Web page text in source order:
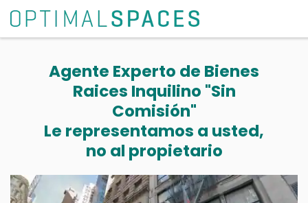
Agente Experto de Bienes
Raices Inquilino "Sin
Comisión"
Le representamos a usted,
no al propietario